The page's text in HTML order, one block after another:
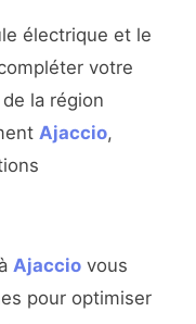
électrique et le
votre
la région
Ajaccio,
Ajaccio vous
pour optimiser